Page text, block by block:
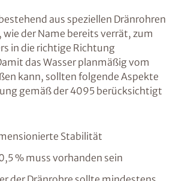
aus speziellen Dränrohren
der Name bereits verrät, zum
in die richtige Richtung
das Wasser planmäßig vom
kann, sollten folgende Aspekte
gemäß der 4095 berücksichtigt
Stabilität
% muss vorhanden sein